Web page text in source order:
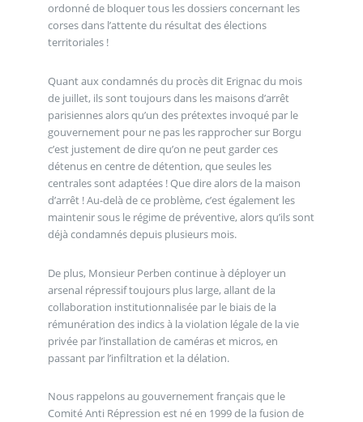
ordonné de bloquer tous les dossiers concernant les
corses dans l’attente du résultat des élections
territoriales !
Quant aux condamnés du procès dit Erignac du mois
de juillet, ils sont toujours dans les maisons d’arrêt
parisiennes alors qu’un des prétextes invoqué par le
gouvernement pour ne pas les rapprocher sur Borgu
c’est justement de dire qu’on ne peut garder ces
détenus en centre de détention, que seules les
centrales sont adaptées ! Que dire alors de la maison
d’arrêt ! Au-delà de ce problème, c’est également les
maintenir sous le régime de préventive, alors qu’ils sont
déjà condamnés depuis plusieurs mois.
De plus, Monsieur Perben continue à déployer un
arsenal répressif toujours plus large, allant de la
collaboration institutionnalisée par le biais de la
rémunération des indics à la violation légale de la vie
privée par l’installation de caméras et micros, en
passant par l’infiltration et la délation.
Nous rappelons au gouvernement français que le
Comité Anti Répression est né en 1999 de la fusion de